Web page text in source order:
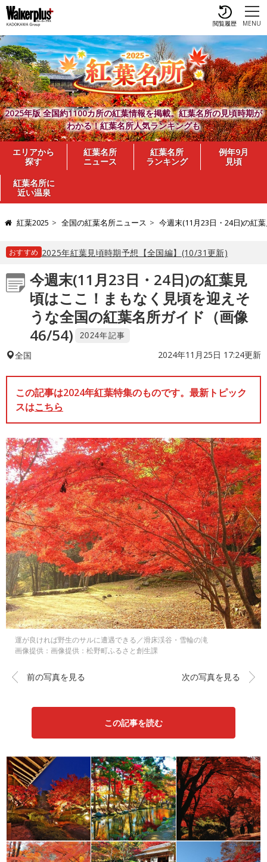
MENU
閲覧履歴
2025年版 全国約1100カ所の紅葉情報を掲載。紅葉名所の見頃時期が
わかる！紅葉名所人気ランキングも
エリアから
探す
紅葉名所
ニュース
紅葉名所
ランキング
例年9月
見頃
紅葉名所に
近い温泉
紅葉2025 全国の紅葉名所ニュース 今週末(11月23日・24日)の紅
おすすめ 2025年紅葉見頃時期予想【全国編】(10/31更新)
今週末(11月23日・24日)の紅葉見
頃はここ！まもなく見頃を迎えそ
うな全国の紅葉名所ガイド（画像
46/54)
2024年記事
全国 2024年11月25日 17:24更新
この記事は2024年紅葉特集のものです。最新トピック
スはこちら
運が良ければ野生のサルに遭遇できる／滑床渓谷・雪輪の滝
画像提供：画像提供：松野町ふるさと創生課
前の写真を見る 次の写真を見る
この記事を読む